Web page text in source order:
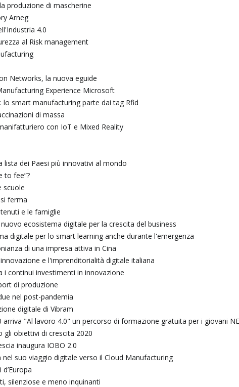
produzione di mascherine
Arneg
4.0
al Risk management
Networks, la nuova eguide
Experience Microsoft
smart manufacturing parte dai tag Rfid
di massa
con IoT e Mixed Reality
lista dei Paesi più innovativi al mondo
to fee”?
scuole
ferma
e le famiglie
ecosistema digitale per la crescita del business
digitale per lo smart learning anche durante l'emergenza
di una impresa attiva in Cina
e l'imprenditorialità digitale italiana
i continui investimenti in innovazione
di produzione
nel post-pandemia
digitale di Vibram
"Al lavoro 4.0" un percorso di formazione gratuita per i giovani
gli obiettivi di crescita 2020
inaugura IOBO 2.0
suo viaggio digitale verso il Cloud Manufacturing
silenziose e meno inquinanti